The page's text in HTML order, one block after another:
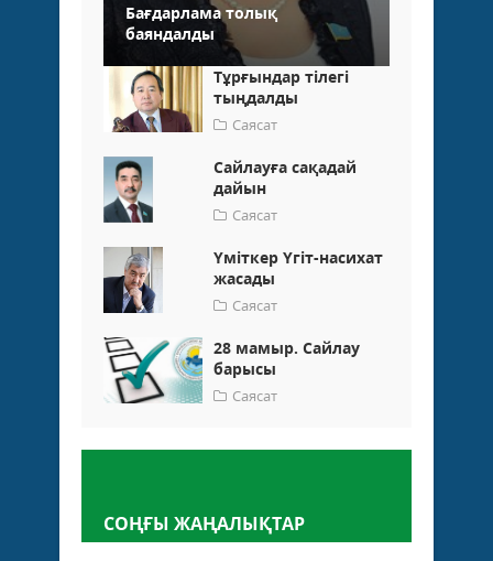
Бағдарлама толық
баяндалды
Тұрғындар тілегі
тыңдалды
Саясат
Сайлауға сақадай
дайын
Саясат
Үміткер Үгіт-насихат
жасады
Саясат
28 мамыр. Сайлау
барысы
Саясат
СОҢҒЫ ЖАҢАЛЫҚТАР